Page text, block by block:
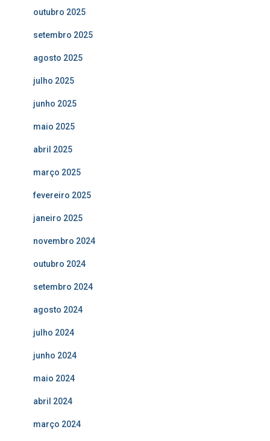
outubro 2025
setembro 2025
agosto 2025
julho 2025
junho 2025
maio 2025
abril 2025
março 2025
fevereiro 2025
janeiro 2025
novembro 2024
outubro 2024
setembro 2024
agosto 2024
julho 2024
junho 2024
maio 2024
abril 2024
março 2024